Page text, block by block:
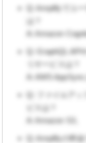
Q: Amplifyでユ
A: Amazon
Q: GraphQL
うサービスは？
A: AWS
Q: ファイルア
ビスは？
A: Amazon S3。
Q: Amplifyの料